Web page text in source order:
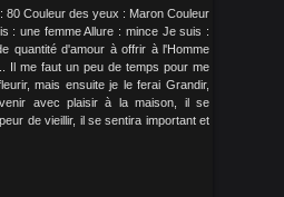
80 Couleur des yeux : Maron Couleur
: une femme Allure : mince Je suis :
quantité d'amour à offrir à l'Homme
Il me faut un peu de temps pour me
mais ensuite je le ferai Grandir,
avec plaisir à la maison, il se
de vieillir, il se sentira important et